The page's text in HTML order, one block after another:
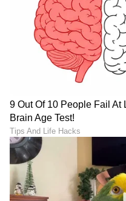
Image Credit : Our Own